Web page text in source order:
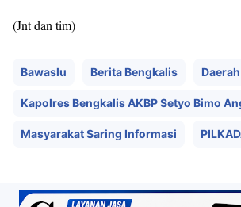
(Jnt dan tim)
Bawaslu Berita Bengkalis Daerah
Kapolres Bengkalis AKBP Setyo Bimo
Masyarakat Saring Informasi